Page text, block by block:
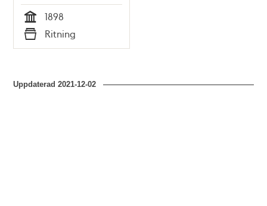
Tid
1898
Typ
Ritning
Uppdaterad2021-12-02